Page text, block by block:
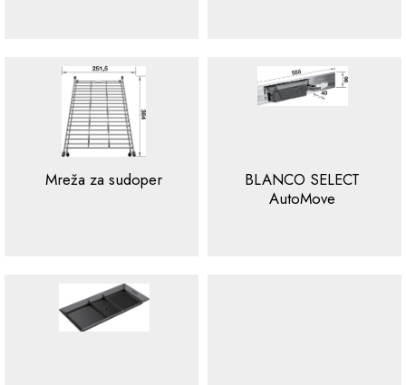
Mreža za sudoper
BLANCO SELECT
AutoMove